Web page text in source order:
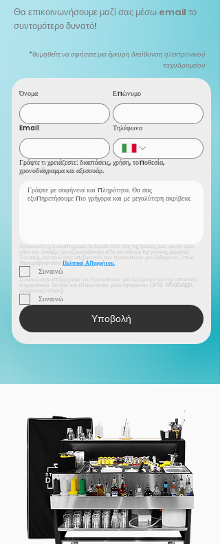
Θα επικοινωνήσουμε μαζί σας μέσω email το
συντομότερο δυνατό!
*θυμηθείτε να αφήσετε μια έγκυρη διεύθυνση ηλεκτρονικού
ταχυδρομείου
Όνομα Επώνυμο
Email Τηλέφωνο
Γράψτε τι χρειάζεστε: διαστάσεις, χρήση, τοποθεσία,
χρονοδιάγραμμα και αξεσουάρ.
Δηλώνω ότι έχω συμπληρώσει το δέκατο έκτο έτος της ηλικίας μου, και αν είμαι
κάτω των δεκαέξι, έχω εξουσιοδοτηθεί από τον κάτοχο της γονικής μέριμνας.
Συνεπώς, συναινώ στην επεξεργασία των προσωπικών μου δεδομένων, όπως
περιγράφεται στην Πολιτική Απορρήτου.
Συναινώ
Συναινώ στην επεξεργασία των προσωπικών μου δεδομένων για την αποστολή
ενημερωτικών δελτίων και επικοινωνιών μέσω τηλεφώνου (sms, WhatsApp,
τηλεφωνική κλήση).
Συναινώ
Υποβολή